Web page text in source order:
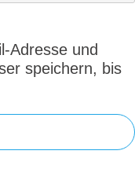
Adresse und
speichern, bis